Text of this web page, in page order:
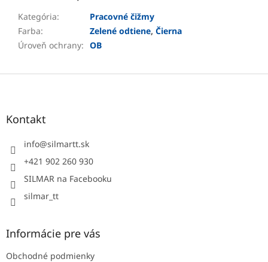
Kategória:
Pracovné čižmy
Farba: Zelené odtiene, Čierna
Úroveň ochrany: OB
Z
Kontakt
info@silmartt.sk
+421 902 260 930
SILMAR na Facebooku
silmar_tt
Informácie pre vás
Obchodné podmienky